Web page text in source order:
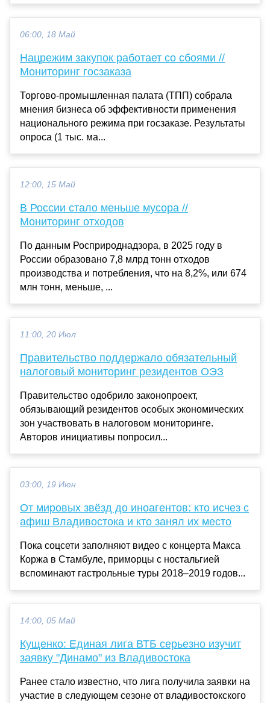
06:00, 18 Май
Нацрежим закупок работает со сбоями //
Мониторинг госзаказа
Торгово-промышленная палата (ТПП) собрала
мнения бизнеса об эффективности применения
национального режима при госзаказе. Результаты
опроса (1 тыс. ма...
12:00, 15 Май
В России стало меньше мусора //
Мониторинг отходов
По данным Росприроднадзора, в 2025 году в
России образовано 7,8 млрд тонн отходов
производства и потребления, что на 8,2%, или 674
млн тонн, меньше, ...
11:00, 20 Июл
Правительство поддержало обязательный
налоговый мониторинг резидентов ОЭЗ
Правительство одобрило законопроект,
обязывающий резидентов особых экономических
зон участвовать в налоговом мониторинге.
Авторов инициативы попросил...
03:00, 19 Июн
От мировых звёзд до иноагентов: кто исчез с
афиш Владивостока и кто занял их место
Пока соцсети заполняют видео с концерта Макса
Коржа в Стамбуле, приморцы с ностальгией
вспоминают гастрольные туры 2018–2019 годов...
14:00, 05 Май
Кущенко: Единая лига ВТБ серьезно изучит
заявку "Динамо" из Владивостока
Ранее стало известно, что лига получила заявки на
участие в следующем сезоне от владивостокского